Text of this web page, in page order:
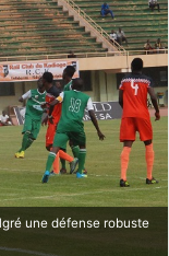
une défense robuste